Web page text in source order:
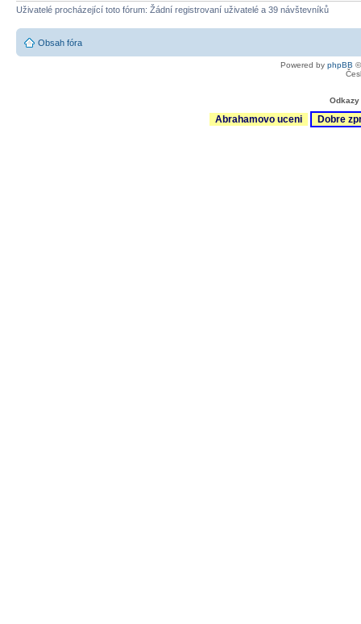
Uživatelé procházející toto fórum: Žádní registrovaní uživatelé a 39 návštevníků
Obsah fóra
Powered by phpBB
Abrahamovo uceni Dobre